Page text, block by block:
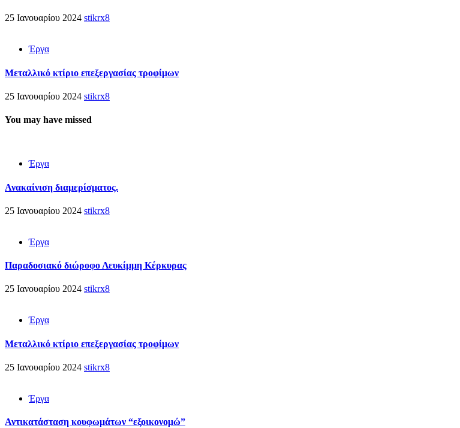
25 Ιανουαρίου 2024 stikrx8
Έργα
Μεταλλικό κτίριο επεξεργασίας τροφίμων
25 Ιανουαρίου 2024 stikrx8
You may have missed
Έργα
Ανακαίνιση διαμερίσματος.
25 Ιανουαρίου 2024 stikrx8
Έργα
Παραδοσιακό διώροφο Λευκίμμη Κέρκυρας
25 Ιανουαρίου 2024 stikrx8
Έργα
Μεταλλικό κτίριο επεξεργασίας τροφίμων
25 Ιανουαρίου 2024 stikrx8
Έργα
Αντικατάσταση κουφωμάτων “εξοικονομώ”